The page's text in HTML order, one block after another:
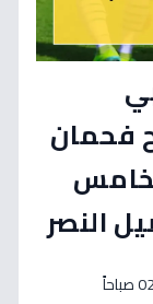
فحمان
النصر